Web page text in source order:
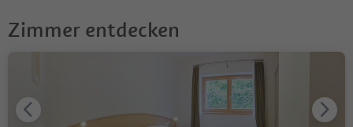
Zimmer entdecken